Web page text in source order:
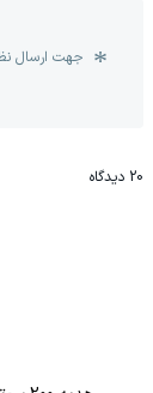
جهت ارسال
20 دیدگاه